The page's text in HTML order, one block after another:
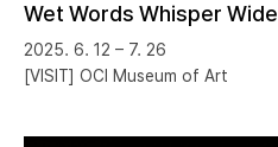
Wet Words Whisper Wide
2025. 6. 12 – 7. 26
[VISIT] OCI Museum of Art